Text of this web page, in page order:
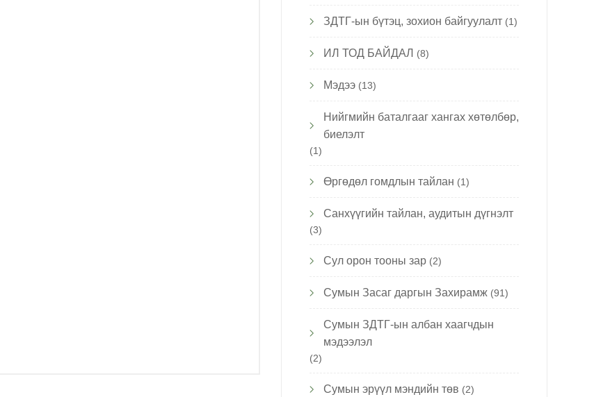
ЗДТГ-ын бүтэц, зохион байгуулалт(1)
ИЛ ТОД БАЙДАЛ (8)
Мэдээ(13)
Нийгмийн баталгааг хангах хөтөлбөр,
биелэлт
(1)
Өргөдөл гомдлын тайлан (1)
Санхүүгийн тайлан, аудитын дүгнэлт
(3)
Сул орон тооны зар(2)
Сумын Засаг даргын Захирамж(91)
Сумын ЗДТГ-ын албан хаагчдын
мэдээлэл
(2)
Сумын эрүүл мэндийн төв (2)